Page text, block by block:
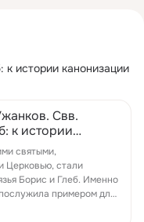
истории канонизации
Свв.
к истории
и написания
святыми,
Церковью, стали
Борис и Глеб. Именно
примером для
свя...